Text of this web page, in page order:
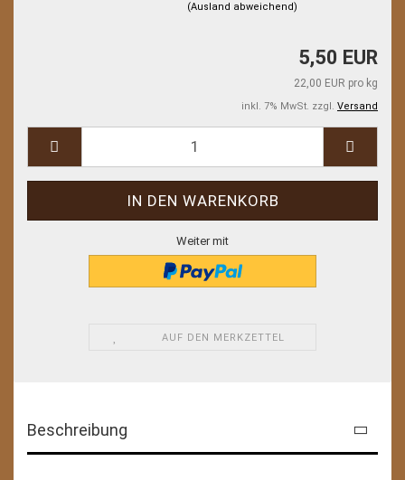
(Ausland abweichend)
5,50 EUR
22,00 EUR pro kg
inkl. 7% MwSt. zzgl. Versand
Weiter mit
AUF DEN MERKZETTEL
Beschreibung